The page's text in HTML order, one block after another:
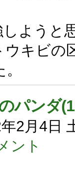
ようと
キビの
パンダ
2月4日
ント